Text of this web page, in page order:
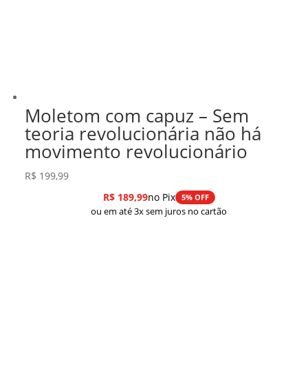
Moletom com capuz – Sem
teoria revolucionária não há
movimento revolucionário
R$ 199,99
R$189,99no Pix 5% OFF
ou em até 3x sem juros no cartão